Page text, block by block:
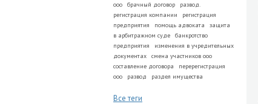
ооо
брачный договор
развод.
регистрация компании
регистрация
предприятия
помощь адвоката
защита
в арбитражном суде
банкротство
предприятия
изменения в учредительных
документах
смена участников ооо
составление договора
перерегистрация
ооо
развод раздел имущества
Все теги